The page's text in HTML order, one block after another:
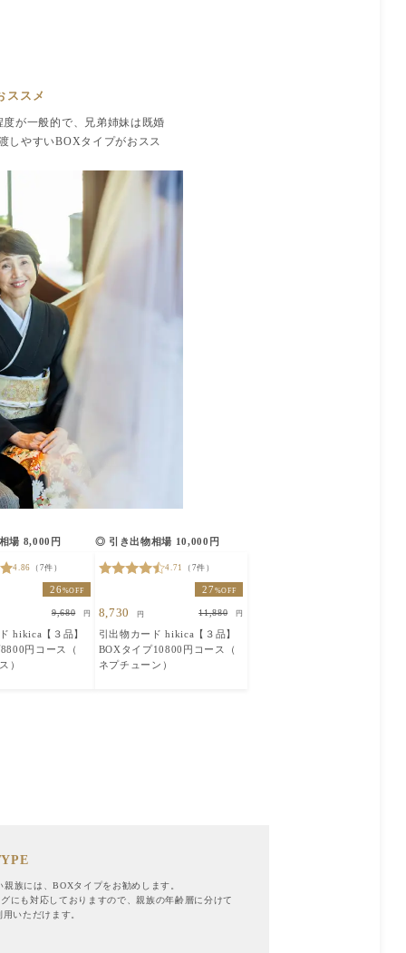
ススメ
が一般的で、兄弟姉妹は既婚
しやすいBOXタイプがおスス
場 8,000円
4.86 （7件）
26 %OFF
9,680 円
hikica【３品】
円コース（
）
◎ 引き出物相場 10,000円
4.71 （7件）
27 %OFF
8,730 円 11,880 円
引出物カード hikica【３品】
BOXタイプ10800円コース（
ネプチューン）
族には、BOXタイプをお勧めします。
にも対応しておりますので、親族の年齢層に分けて
いただけます。